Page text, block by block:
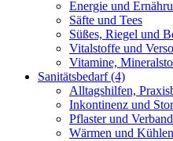
Energie und
Säfte und Tees
Süßes, Riegel und
Vitalstoffe und
Vitamine,
Sanitätsbedarf(4)
Alltagshilfen,
Inkontinenz und
Pflaster und
Wärmen und Kühlen